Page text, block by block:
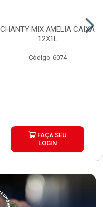
CHANTY MIX AMELIA CAIXA
12X1L
Código: 6074
FAÇA SEU
LOGIN